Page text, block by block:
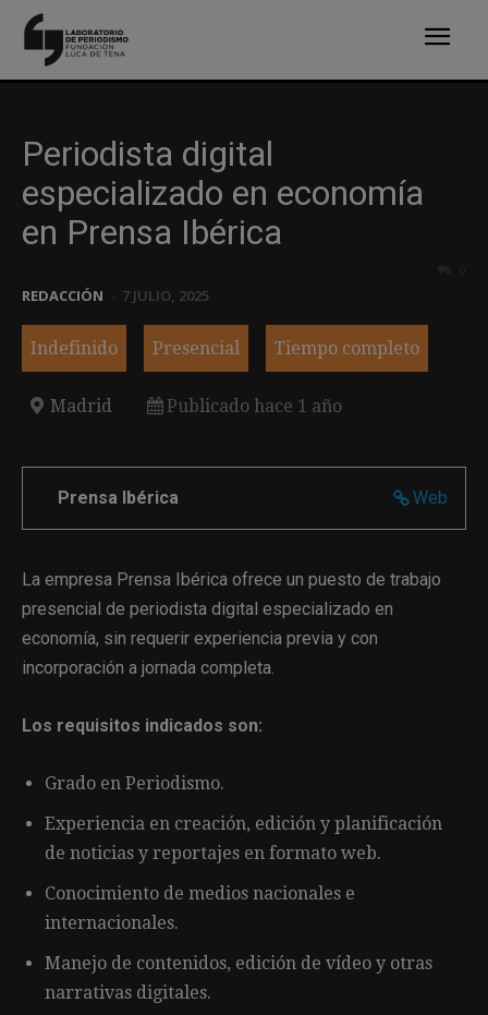
Periodista digital
especializado en economía
en Prensa Ibérica
REDACCIÓN 7 JULIO, 2025
Indefinido Presencial Tiempo completo
Madrid Publicado hace 1 año
Web
Prensa Ibérica
La empresa Prensa Ibérica ofrece un puesto de trabajo
presencial de periodista digital especializado en
economía, sin requerir experiencia previa y con
incorporación a jornada completa.
Los requisitos indicados son:
Grado en Periodismo.
Experiencia en creación, edición y planificación
de noticias y reportajes en formato web.
Conocimiento de medios nacionales e
internacionales.
Manejo de contenidos, edición de vídeo y otras
narrativas digitales.